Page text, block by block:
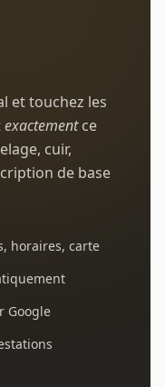
et touchez les
exactementce
cuir,
de base
horaires, carte
Google